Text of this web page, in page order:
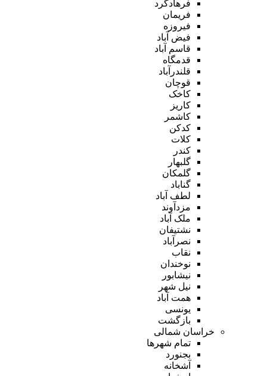
فرهادگرد
فریمان
فیروزه
فیض آباد
قاسم آباد
قدمگاه
قلندرآباد
قوچان
کاخک
کاریز
کاشمر
کدکن
کلات
کندر
گلبهار
گلمکان
گناباد
لطف آباد
مزدآوند
ملک آباد
نشتیفان
نصرآباد
نقاب
نوخندان
نیشابور
نیل شهر
همت آباد
یونسی
بازگشت
خراسان شمالی
تمام شهر‌ها
بجنورد
آشخانه